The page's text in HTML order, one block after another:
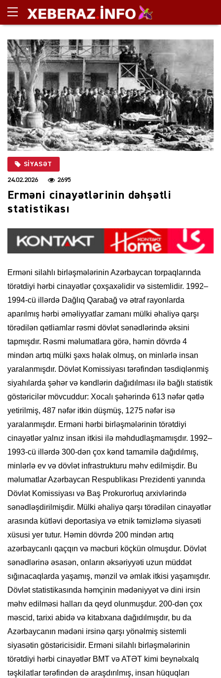
SIYASƏT
24.02.2026 2695
Erməni cinayətlərinin dəhşətli
statistikası
Erməni silahlı birləşmələrinin Azərbaycan torpaqlarında
törətdiyi hərbi cinayətlər çoxşaxəlidir və sistemlidir. 1992–
1994-cü illərdə Dağlıq Qarabağ və ətraf rayonlarda
aparılmış hərbi əməliyyatlar zamanı mülki əhaliyə qarşı
törədilən qətliamlar rəsmi dövlət sənədlərində əksini
tapmışdır. Rəsmi məlumatlara görə, həmin dövrdə 4
mindən artıq mülki şəxs həlak olmuş, on minlərlə insan
yaralanmışdır. Dövlət Komissiyası tərəfindən təsdiqlənmiş
siyahılarda şəhər və kəndlərin dağıdılması ilə bağlı statistik
göstəricilər mövcuddur: Xocalı şəhərində 613 nəfər qətlə
yetirilmiş, 487 nəfər itkin düşmüş, 1275 nəfər isə
yaralanmışdır. Erməni hərbi birləşmələrinin törətdiyi
cinayətlər yalnız insan itkisi ilə məhdudlaşmamışdır. 1992–
1993-cü illərdə 300-dən çox kənd tamamilə dağıdılmış,
minlərlə ev və dövlət infrastrukturu məhv edilmişdir. Bu
məlumatlar Azərbaycan Respublikası Prezidenti yanında
Dövlət Komissiyası və Baş Prokurorluq arxivlərində
sənədləşdirilmişdir. Mülki əhaliyə qarşı törədilən cinayətlər
arasında kütləvi deportasiya və etnik təmizləmə siyasəti
xüsusi yer tutur. Həmin dövrdə 200 mindən artıq
azərbaycanlı qaçqın və məcburi köçkün olmuşdur. Dövlət
sənədlərinə əsasən, onların əksəriyyəti uzun müddət
sığınacaqlarda yaşamış, mənzil və əmlak itkisi yaşamışdır.
Dövlət statistikasında həmçinin mədəniyyət və dini irsin
məhv edilməsi halları da qeyd olunmuşdur. 200-dən çox
məscid, tarixi abidə və kitabxana dağıdılmışdır, bu da
Azərbaycanın mədəni irsinə qarşı yönəlmiş sistemli
siyasətin göstəricisidir. Erməni silahlı birləşmələrinin
törətdiyi hərbi cinayətlər BMT və ATƏT kimi beynəlxalq
təşkilatlar tərəfindən də araşdırılmış, insan hüquqları